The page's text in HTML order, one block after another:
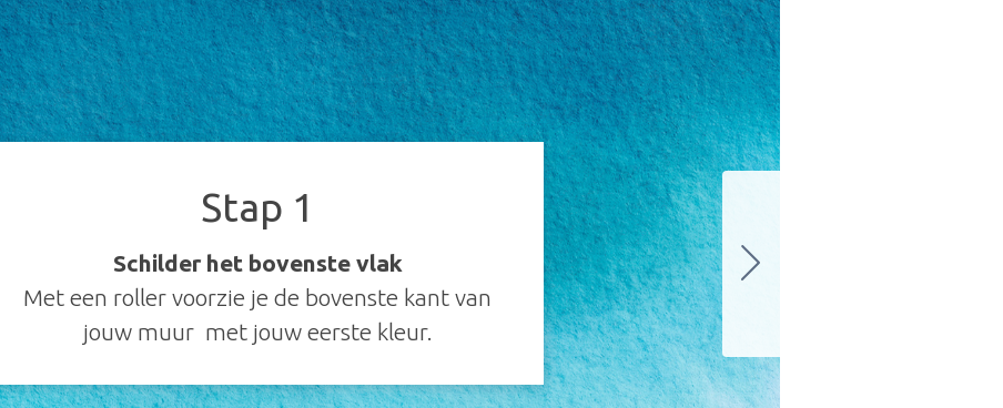
Stap 1
Schilder het bovenste vlak
Met een roller voorzie je de bovenste kant van
jouw muur met jouw eerste kleur.